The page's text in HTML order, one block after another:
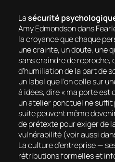
Lasécurité
Amy Edmondson dans
la croyance que chaque
une crainte, un doute, une
sans craindre de reproche,
d’humiliation de la part de
un label que l’on colle sur
à idées, dire « ma porte est
un atelier ponctuel ne suffit
suite peuvent même
de prétexte pour exiger de
vulnérabilité (voir aussi
La culture d’entreprise —
rétributions formelles et